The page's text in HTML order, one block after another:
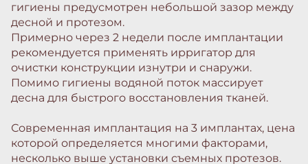
гигиены предусмотрен небольшой зазор между
десной и протезом.
Примерно через 2 недели после имплантации
рекомендуется применять ирригатор для
очистки конструкции изнутри и снаружи.
Помимо гигиены водяной поток массирует
десна для быстрого восстановления тканей.
Современная имплантация на 3 имплантах, цена
которой определяется многими факторами,
несколько выше установки съемных протезов.